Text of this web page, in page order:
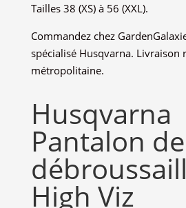
Tailles 38 (XS) à 56 (XXL).
Commandez chez
spécialisé Husqvarna. Livraison
métropolitaine.
Husqvarna
Pantalon de
High Viz